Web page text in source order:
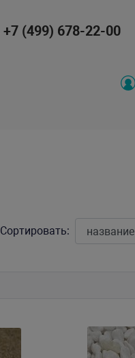
+7 (499) 678-22-00
Сортировать: